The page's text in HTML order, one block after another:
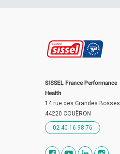
SISSEL France Performance
Health
14 rue des Grandes Bosses
44220 COUËRON
02 40 16 98 76